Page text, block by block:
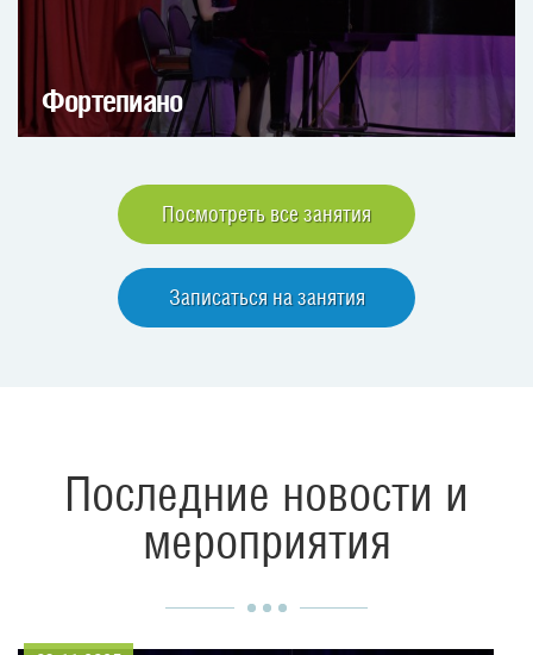
Фортепиано
Посмотреть все занятия
Записаться на занятия
Последние новости и
мероприятия